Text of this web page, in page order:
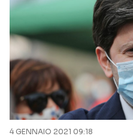
4 GENNAIO 2021 09:18